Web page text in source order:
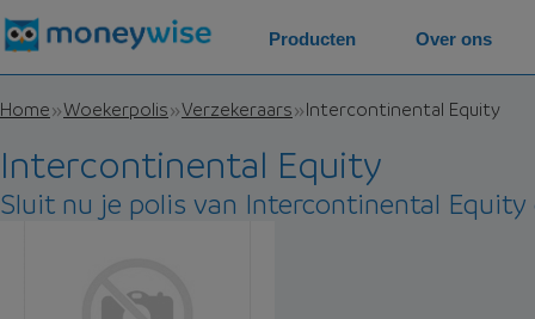
Home Woekerpolis Verzekeraars Intercontinental Equity
Intercontinental Equity
Sluit nu je polis van Intercontinental Equity
Producten Over ons